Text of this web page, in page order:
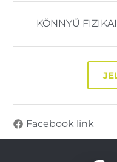
KÖNNYŰ
Facebook link